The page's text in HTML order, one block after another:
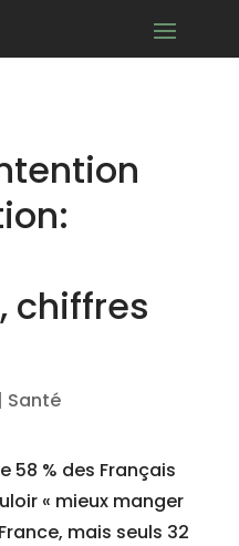
chiffres
| Santé
58 % des Français
« mieux manger
mais seuls 32